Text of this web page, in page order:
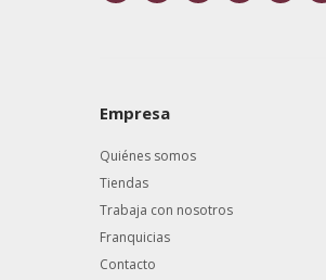
Empresa
Quiénes somos
Tiendas
Trabaja con nosotros
Franquicias
Contacto